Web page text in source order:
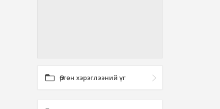
Өргөн хэрэглээний үг